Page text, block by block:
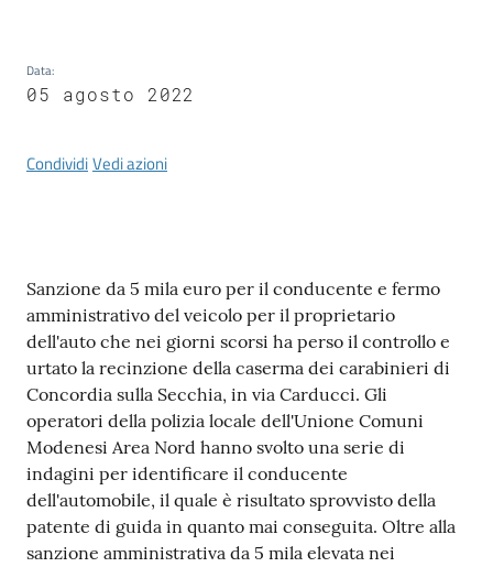
Tutti
argomenti...
su
Data:
05 agosto 2022
CondividiVedi azioni
Contenuto
Sanzione da 5 mila euro per il conducente e fermo
amministrativo del veicolo per il proprietario
dell'auto che nei giorni scorsi ha perso il controllo e
urtato la recinzione della caserma dei carabinieri di
Concordia sulla Secchia, in via Carducci. Gli
operatori della polizia locale dell'Unione Comuni
Modenesi Area Nord hanno svolto una serie di
indagini per identificare il conducente
dell'automobile, il quale è risultato sprovvisto della
patente di guida in quanto mai conseguita. Oltre alla
sanzione amministrativa da 5 mila elevata nei